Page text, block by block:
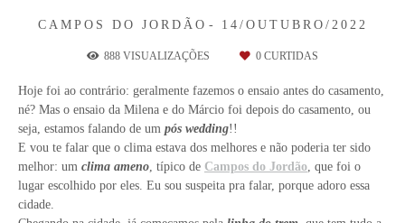
CAMPOS DO JORDÃO 14/OUTUBRO/2022
888 VISUALIZAÇÕES 0 CURTIDAS
Hoje foi ao contrário: geralmente fazemos o ensaio antes do casamento,
né? Mas o ensaio da Milena e do Márcio foi depois do casamento, ou
seja, estamos falando de um pós wedding!!
E vou te falar que o clima estava dos melhores e não poderia ter sido
melhor: um clima ameno , típico de Campos do Jordão , que foi o
lugar escolhido por eles. Eu sou suspeita pra falar, porque adoro essa
cidade.